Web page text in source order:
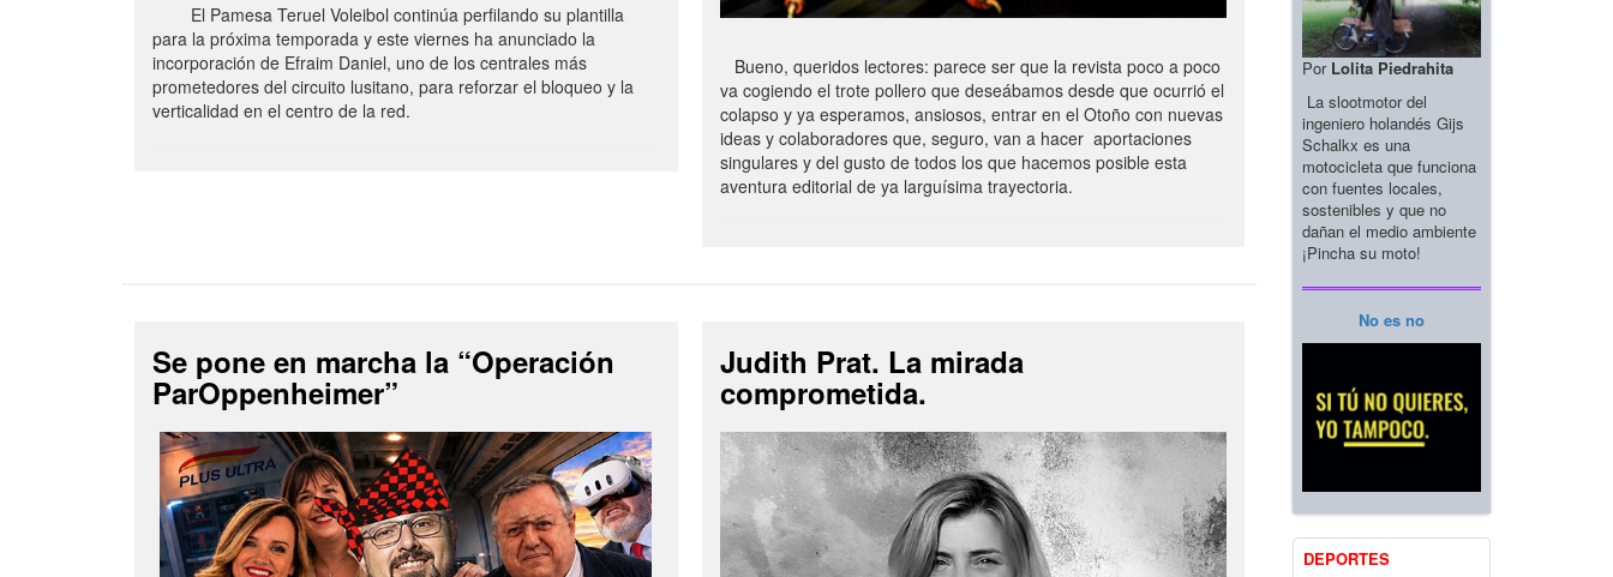
El Pamesa Teruel Voleibol continúa perfilando su plantilla
para la próxima temporada y este viernes ha anunciado la
incorporación de Efraim Daniel, uno de los centrales más
prometedores del circuito lusitano, para reforzar el bloqueo y la
verticalidad en el centro de la red.
Bueno, queridos lectores: parece ser que la revista poco a poco
va cogiendo el trote pollero que deseábamos desde que ocurrió el
colapso y ya esperamos, ansiosos, entrar en el Otoño con nuevas
ideas y colaboradores que, seguro, van a hacer aportaciones
singulares y del gusto de todos los que hacemos posible esta
aventura editorial de ya larguísima trayectoria.
Se pone en marcha la “Operación
ParOppenheimer”
Judith Prat. La mirada
comprometida.
Por Lolita Piedrahita
La slootmotor del
ingeniero holandés Gijs
Schalkx es una
motocicleta que funciona
con fuentes locales,
sostenibles y que no
dañan el medio ambiente
¡Pincha su moto!
No es no
DEPORTES